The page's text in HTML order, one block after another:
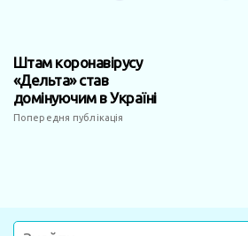
Штам коронавірусу
«Дельта» став
домінуючим в Україні
Попередня публікація